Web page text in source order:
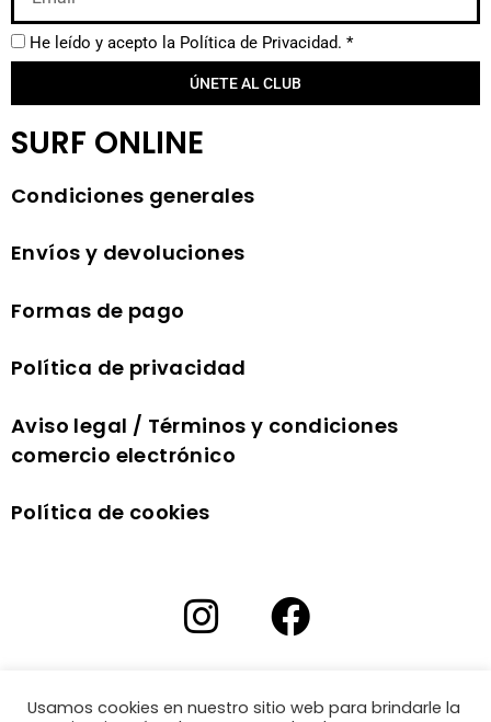
He leído y acepto la Política de Privacidad. *
ÚNETE AL CLUB
SURF ONLINE
Condiciones generales
Envíos y devoluciones
Formas de pago
Política de privacidad
Aviso legal / Términos y condiciones
comercio electrónico
Política de cookies
Usamos cookies en nuestro sitio web para brindarle la